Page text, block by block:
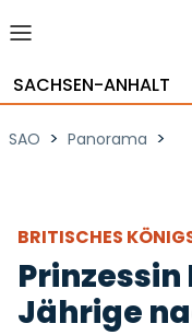
SACHSEN-ANHALT
SAO > Panorama >
BRITISCHES
Jährige